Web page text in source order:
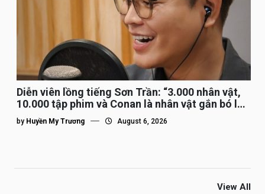
Diễn viên lồng tiếng Sơn Trần: “3.000 nhân vật,
10.000 tập phim và Conan là nhân vật gắn bó lâu
nhất”
by Huyền My Trương August 6, 2026
View All